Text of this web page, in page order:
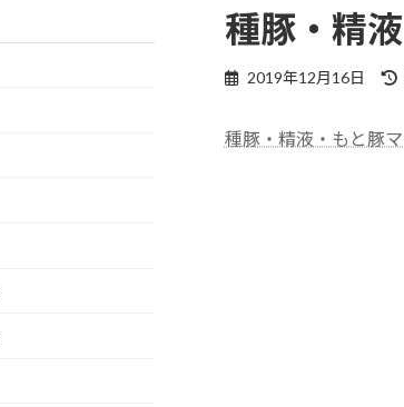
種豚・精
2019年12月16日
種豚・精液・もと豚